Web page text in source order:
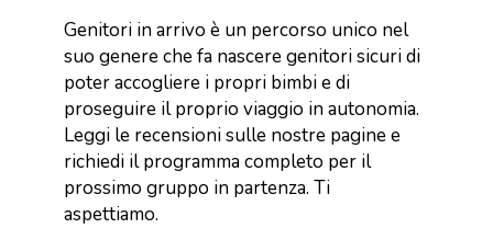
Genitori in arrivo è un percorso unico nel
suo genere che fa nascere genitori sicuri di
poter accogliere i propri bimbi e di
proseguire il proprio viaggio in autonomia.
Leggi le recensioni sulle nostre pagine e
richiedi il programma completo per il
prossimo gruppo in partenza. Ti
aspettiamo.